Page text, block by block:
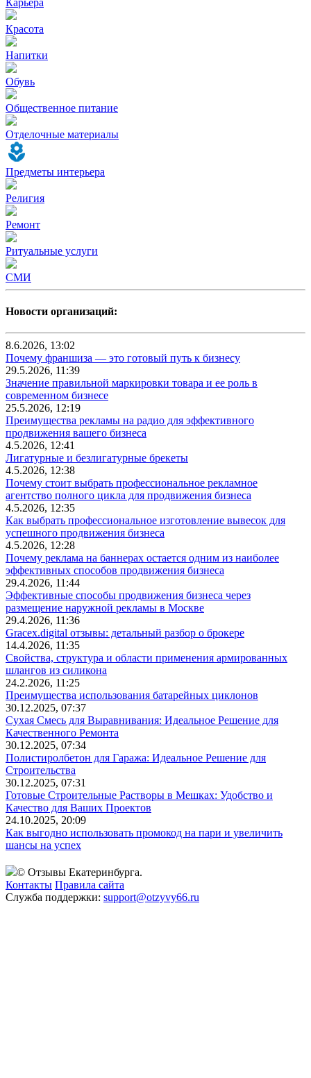
Красота
Напитки
Обувь
Общественное питание
Отделочные материалы
Предметы интерьера
Религия
Ремонт
Ритуальные услуги
СМИ
Новости организаций:
8.6.2026, 13:02
Почему франшиза — это готовый путь к бизнесу
29.5.2026, 11:39
Значение правильной маркировки товара и ее роль в
современном бизнесе
25.5.2026, 12:19
Преимущества рекламы на радио для эффективного
продвижения вашего бизнеса
4.5.2026, 12:41
Лигатурные и безлигатурные брекеты
4.5.2026, 12:38
Почему стоит выбрать профессиональное рекламное
агентство полного цикла для продвижения бизнеса
4.5.2026, 12:35
Как выбрать профессиональное изготовление вывесок для
успешного продвижения бизнеса
4.5.2026, 12:28
Почему реклама на баннерах остается одним из наиболее
эффективных способов продвижения бизнеса
29.4.2026, 11:44
Эффективные способы продвижения бизнеса через
размещение наружной рекламы в Москве
29.4.2026, 11:36
Gracex.digital отзывы: детальный разбор о брокере
14.4.2026, 11:35
Свойства, структура и области применения армированных
шлангов из силикона
24.2.2026, 11:25
Преимущества использования батарейных циклонов
30.12.2025, 07:37
Сухая Смесь для Выравнивания: Идеальное Решение для
Качественного Ремонта
30.12.2025, 07:34
Полистиролбетон для Гаража: Идеальное Решение для
Строительства
30.12.2025, 07:31
Готовые Строительные Растворы в Мешках: Удобство и
Качество для Ваших Проектов
24.10.2025, 20:09
Как выгодно использовать промокод на пари и увеличить
шансы на успех
© Отзывы Екатеринбурга.
Контакты Правила сайта
Служба поддержки: support@otzyvy66.ru